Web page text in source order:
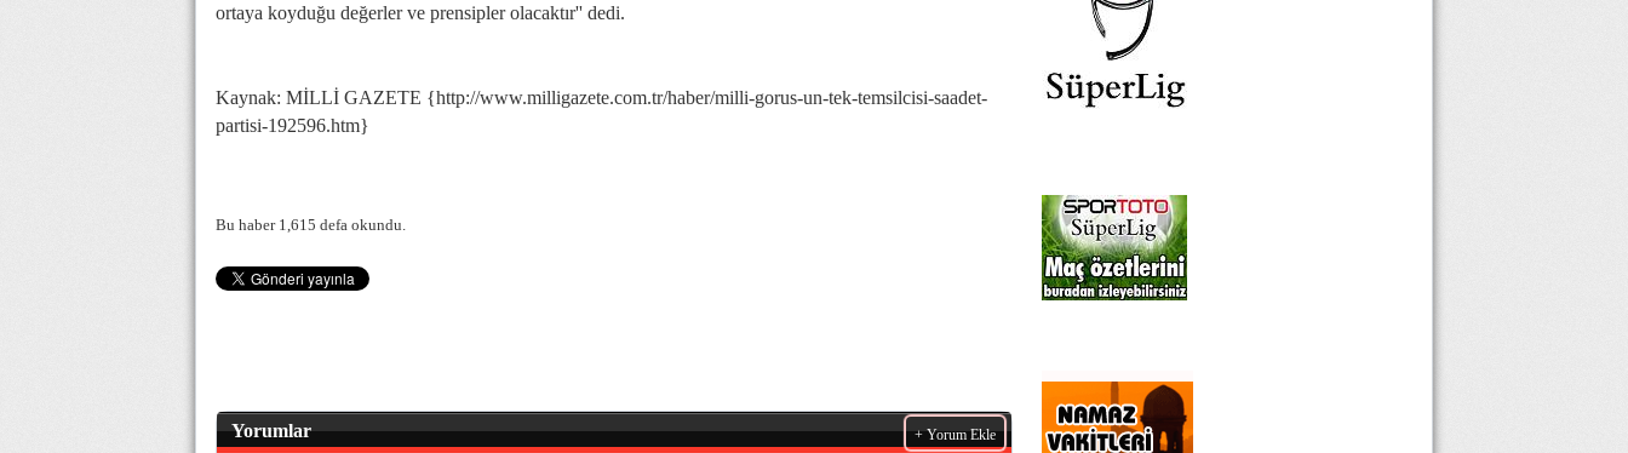
ortaya koyduğu değerler ve prensipler olacaktır'' dedi.
Kaynak: MİLLİ GAZETE {http://www.milligazete.com.tr/haber/milli-gorus-un-tek-temsilcisi-saadet-
partisi-192596.htm}
Bu haber 1,615 defa okundu.
Yorumlar + Yorum Ekle